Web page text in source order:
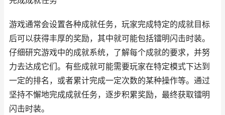
游戏通常会设置各种成就任务，玩家完成特定的成就目标
后可以获得丰厚的奖励，其中就可能包括镭明闪击时装。
仔细研究游戏中的成就系统，了解每个成就的要求，并努
力去达成它们。有些成就可能需要玩家在特定模式下达到
一定的排名，或者累计完成一定次数的某种操作等。通过
坚持不懈地完成成就任务，逐步积累奖励，最终获取镭明
闪击时装。